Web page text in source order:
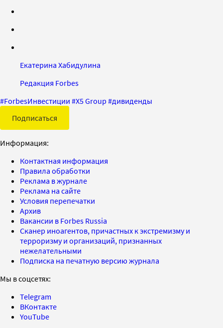
Екатерина Хабидулина
Редакция Forbes
#ForbesИнвестиции #X5 Group #дивиденды
Подписаться
Информация:
Контактная информация
Правила обработки
Реклама в журнале
Реклама на сайте
Условия перепечатки
Архив
Вакансии в Forbes Russia
Сканер иноагентов, причастных к экстремизму и
терроризму и организаций, признанных
нежелательными
Подписка на печатную версию журнала
Мы в соцсетях:
Telegram
ВКонтакте
YouTube